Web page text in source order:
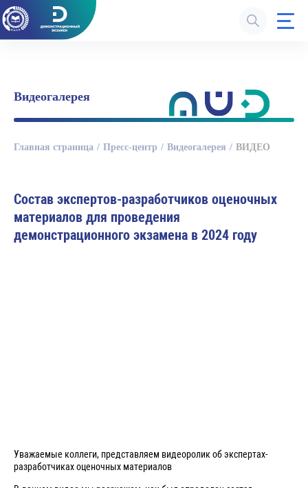
Видеогалерея
Главная страница Пресс-центр Видеогалерея ВИДЕО
Состав экспертов-разработчиков оценочных
материалов для проведения
демонстрационного экзамена в 2024 году
Уважаемые коллеги, представляем видеоролик об экспертах-
разработчиках оценочных материалов